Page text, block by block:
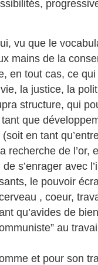
vu que le
mains de la
en tout cas, ce
la justice, la
structure, qui
que
en tant
recherche de l’or,
s’enrager avec
le pouvoir
, coeur,
qu’avides de
au
et pour son